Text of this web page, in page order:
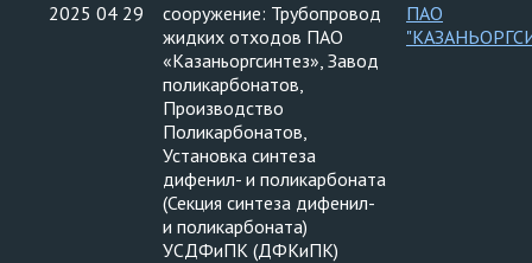
2025 04 29
сооружение: Трубопровод
жидких отходов ПАО
«Казаньоргсинтез», Завод
поликарбонатов,
Производство
Поликарбонатов,
Установка синтеза
дифенил- и поликарбоната
(Секция синтеза дифенил-
и поликарбоната)
УСДФиПК (ДФКиПК)
ПАО